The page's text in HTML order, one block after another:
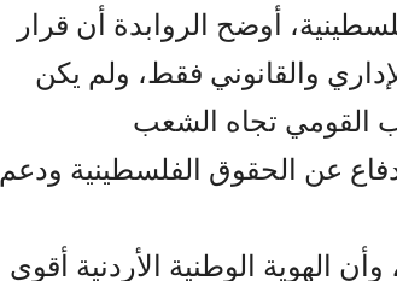
أوضح الروابدة أن قرار
للارتباط الإداري والقانوني فقط، ولم يكن
القومي تجاه الشعب
عن الحقوق الفلسطينية ودعم
الهوية الوطنية الأردنية أقوى